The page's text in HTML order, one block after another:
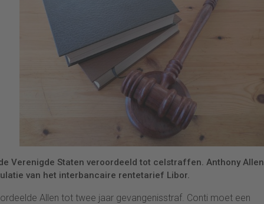
Verenigde Staten veroordeeld tot celstraffen. Anthony Allen
van het interbancaire rentetarief Libor.
Allen tot twee jaar gevangenisstraf. Conti moet een